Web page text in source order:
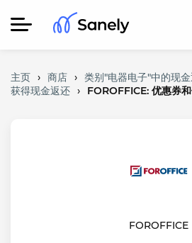
主页 › 商店 › 类别"电器电子"中的现
获得现金返还 › FOROFFICE: 优惠券
FOROFFICE